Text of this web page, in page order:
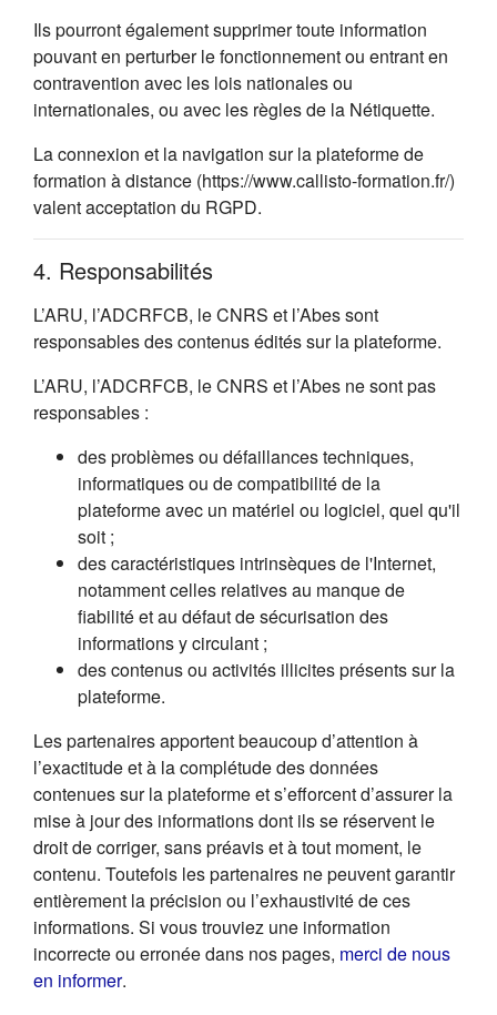
Ils pourront également supprimer toute information
pouvant en perturber le fonctionnement ou entrant en
contravention avec les lois nationales ou
internationales, ou avec les règles de la Nétiquette.
La connexion et la navigation sur la plateforme de
formation à distance (https://www.callisto-formation.fr/)
valent acceptation du RGPD.
4. Responsabilités
L’ARU, l’ADCRFCB, le CNRS et l’Abes sont
responsables des contenus édités sur la plateforme.
L’ARU, l’ADCRFCB, le CNRS et l’Abes ne sont pas
responsables :
des problèmes ou défaillances techniques,
informatiques ou de compatibilité de la
plateforme avec un matériel ou logiciel, quel qu'il
soit ;
des caractéristiques intrinsèques de l'Internet,
notamment celles relatives au manque de
fiabilité et au défaut de sécurisation des
informations y circulant ;
des contenus ou activités illicites présents sur la
plateforme.
Les partenaires apportent beaucoup d’attention à
l’exactitude et à la complétude des données
contenues sur la plateforme et s’efforcent d’assurer la
mise à jour des informations dont ils se réservent le
droit de corriger, sans préavis et à tout moment, le
contenu. Toutefois les partenaires ne peuvent garantir
entièrement la précision ou l’exhaustivité de ces
informations. Si vous trouviez une information
incorrecte ou erronée dans nos pages, merci de nous
en informer(s'ouvre dans un nouvel onglet)
.